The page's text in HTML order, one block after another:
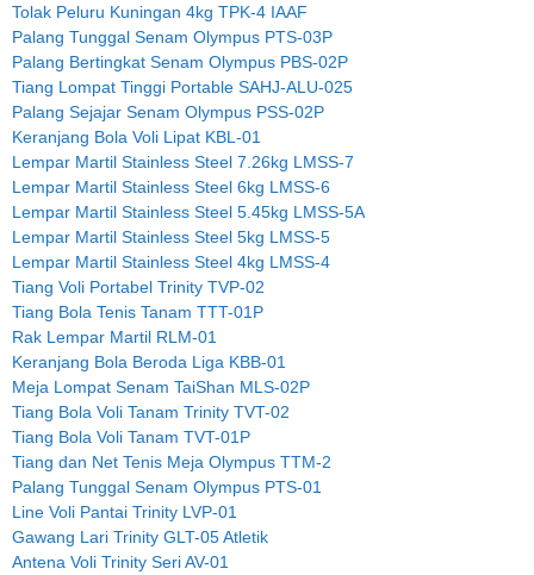
Tolak Peluru Kuningan 4kg TPK-4 IAAF
Palang Tunggal Senam Olympus PTS-03P
Palang Bertingkat Senam Olympus PBS-02P
Tiang Lompat Tinggi Portable SAHJ-ALU-025
Palang Sejajar Senam Olympus PSS-02P
Keranjang Bola Voli Lipat KBL-01
Lempar Martil Stainless Steel 7.26kg LMSS-7
Lempar Martil Stainless Steel 6kg LMSS-6
Lempar Martil Stainless Steel 5.45kg LMSS-5A
Lempar Martil Stainless Steel 5kg LMSS-5
Lempar Martil Stainless Steel 4kg LMSS-4
Tiang Voli Portabel Trinity TVP-02
Tiang Bola Tenis Tanam TTT-01P
Rak Lempar Martil RLM-01
Keranjang Bola Beroda Liga KBB-01
Meja Lompat Senam TaiShan MLS-02P
Tiang Bola Voli Tanam Trinity TVT-02
Tiang Bola Voli Tanam TVT-01P
Tiang dan Net Tenis Meja Olympus TTM-2
Palang Tunggal Senam Olympus PTS-01
Line Voli Pantai Trinity LVP-01
Gawang Lari Trinity GLT-05 Atletik
Antena Voli Trinity Seri AV-01